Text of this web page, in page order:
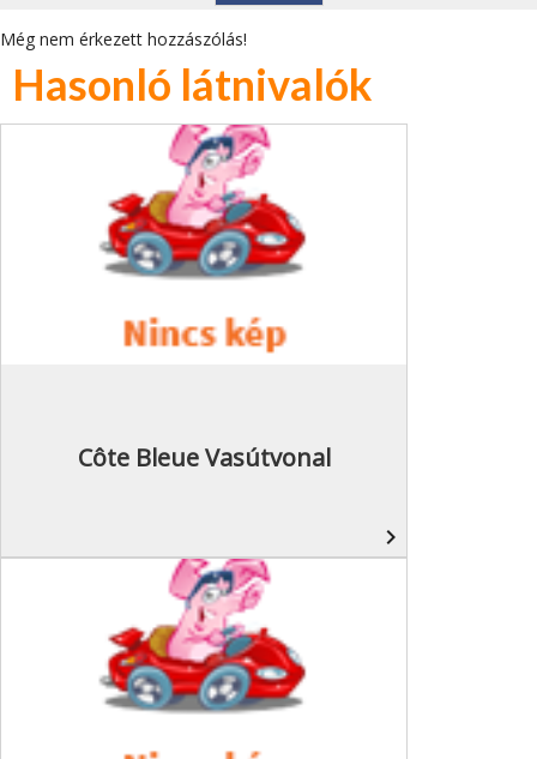
Még nem érkezett hozzászólás!
Hasonló látnivalók
Côte Bleue Vasútvonal
navigate_next